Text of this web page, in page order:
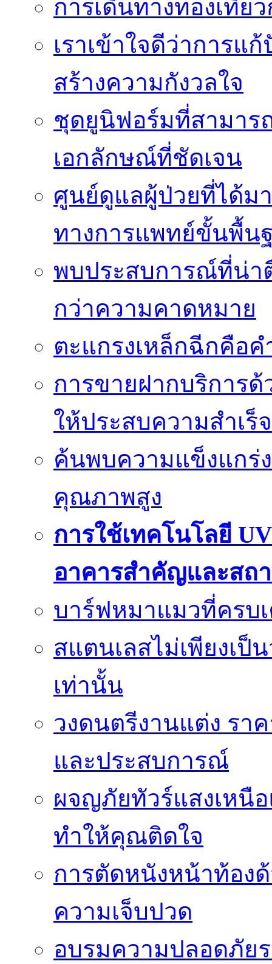
การเดินทางท่องเที่ย
เราเข้าใจดีว่าการแ
สร้างความกังวลใจ
ชุดยูนิฟอร์มที่สามาร
เอกลักษณ์ที่ชัดเจน
ศูนย์ดูแลผู้ป่วยที่ได้ม
ทางการแพทย์ขั้นพื้น
พบประสบการณ์ที่น่าตื่
กว่าความคาดหมาย
ตะแกรงเหล็กฉีกคือ
การขายฝากบริการ
ให้ประสบความสำเร็จ
ค้นพบความแข็งแกร่
คุณภาพสูง
การใช้เทคโนโลยี
อาคารสำคัญและสถ
บาร์ฟหมาแมวที่ครบ
สแตนเลสไม่เพียงเ
เท่านั้น
วงดนตรีงานแต่ง รา
และประสบการณ์
ผจญภัยทัวร์แสงเหนื
ทำให้คุณติดใจ
การตัดหนังหน้าท้อง
ความเจ็บปวด
อบรมความปลอดภัย